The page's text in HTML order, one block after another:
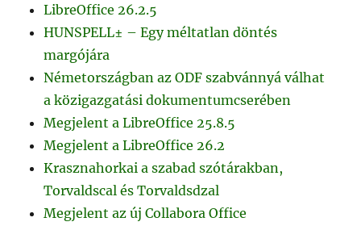
LibreOffice 26.2.5
HUNSPELL± – Egy méltatlan döntés
margójára
Németországban az ODF szabvánnyá válhat
a közigazgatási dokumentumcserében
Megjelent a LibreOffice 25.8.5
Megjelent a LibreOffice 26.2
Krasznahorkai a szabad szótárakban,
Torvaldscal és Torvaldsdzal
Megjelent az új Collabora Office